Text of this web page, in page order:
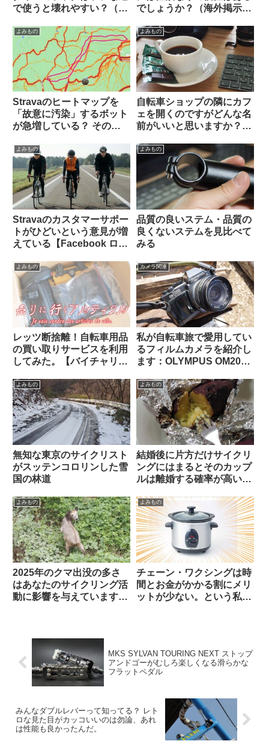
で使うと壊れやすい？（海
でしょうか？（海外掲示板
よみもの
Stravaのヒートマップを
「故意に汚染」するボット
が急増している？ その背
板から）
よみもの
自転車ショップの隣にカフ
ェを開くのですがどんな名
前がいいと思いますか？
よみもの
Stravaのカスタマーサポー
トがひどいという意見が増
えている【Facebook ログ
よみもの
品質の良いステム・品質の
良くないステムを見比べて
みる
よみもの
レッツ断捨離！自転車用品
の買い取りサービスを利用
してみた。【バイチャリ】
カメラ関連
私が自転車旅で愛用してい
るフィルムカメラを紹介し
ます：OLYMPUS OM2000
F3.5
よみもの
無知な東京のサイクリスト
がスッテンコロリンした雪
国の林道
よみもの
結婚後に片方だけサイクリ
ングにはまるとそのカップ
ルは離婚する確率が高い？
よみもの
2025年のクマ出没の多さ
はあなたのサイクリング活
動に影響を与えています
よみもの
チェーン・ワクシングは時
間とお金がかかる割にメリ
ットが少ない。という私の
MKS SYLVAN TOURING NEXT ストップ
アンドゴーがむしろ楽しくなる滑らかな
フラットペダル
みんなダブルレバーって知ってる？ レト
ロな見た目がカッコいいのは勿論、あれ
は性能も良かったんだ。